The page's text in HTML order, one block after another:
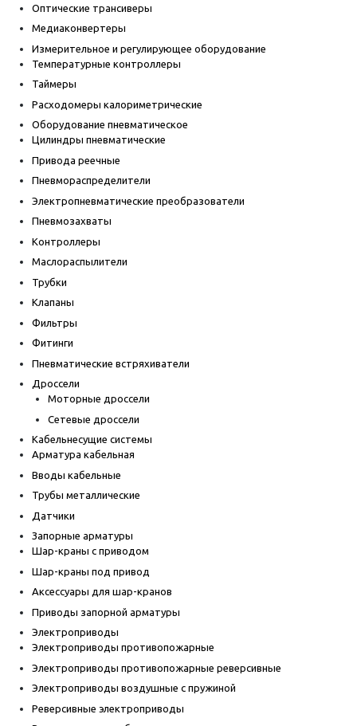
Оптические трансиверы
Медиаконвертеры
Измерительное и регулирующее оборудование
Температурные контроллеры
Таймеры
Расходомеры калориметрические
Оборудование пневматическое
Цилиндры пневматические
Привода реечные
Пневмораспределители
Электропневматические преобразователи
Пневмозахваты
Контроллеры
Маслораспылители
Трубки
Клапаны
Фильтры
Фитинги
Пневматические встряхиватели
Дроссели
Моторные дроссели
Сетевые дроссели
Кабельнесущие системы
Арматура кабельная
Вводы кабельные
Трубы металлические
Датчики
Запорные арматуры
Шар-краны с приводом
Шар-краны под привод
Аксессуары для шар-кранов
Приводы запорной арматуры
Электроприводы
Электроприводы противопожарные
Электроприводы противопожарные реверсивные
Электроприводы воздушные с пружиной
Реверсивные электроприводы